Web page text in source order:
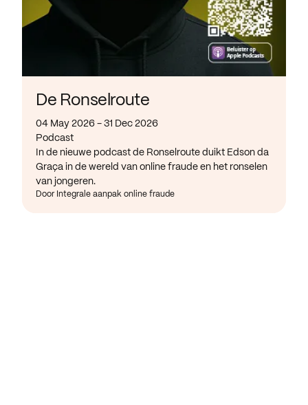
De Ronselroute
04 May 2026 - 31 Dec 2026
Podcast
In de nieuwe podcast de Ronselroute duikt Edson da
Graça in de wereld van online fraude en het ronselen
van jongeren.
Door Integrale aanpak online fraude